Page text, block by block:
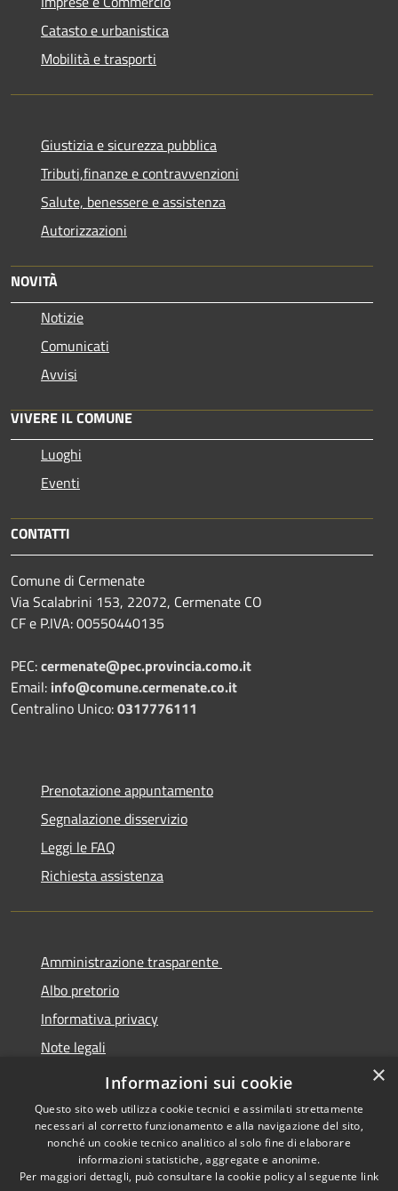
Catasto e urbanistica
Mobilità e trasporti
Giustizia e sicurezza pubblica
Tributi,finanze e contravvenzioni
Salute, benessere e assistenza
Autorizzazioni
NOVITÀ
Notizie
Comunicati
Avvisi
VIVERE IL COMUNE
Luoghi
Eventi
CONTATTI
Comune di Cermenate
Via Scalabrini 153, 22072, Cermenate CO
CF e P.IVA: 00550440135
PEC:cermenate@pec.provincia.como.it
Email: info@comune.cermenate.co.it
Centralino Unico:0317776111
Prenotazione appuntamento
Segnalazione disservizio
Leggi le FAQ
Richiesta assistenza
Amministrazione trasparente
Albo pretorio
Informativa privacy
Note legali
Dichiarazione di accessibilità
Copyright © 2026 • Comune di
Cermenate • Powered by
×
Informazioni sui cookie
Questo sito web utilizza cookie tecnici e assimilati strettamente
necessari al corretto funzionamento e alla navigazione del sito,
nonché un cookie tecnico analitico al solo fine di elaborare
informazioni statistiche, aggregate e anonime.
Per maggiori dettagli, può consultare la cookie policy al seguente link